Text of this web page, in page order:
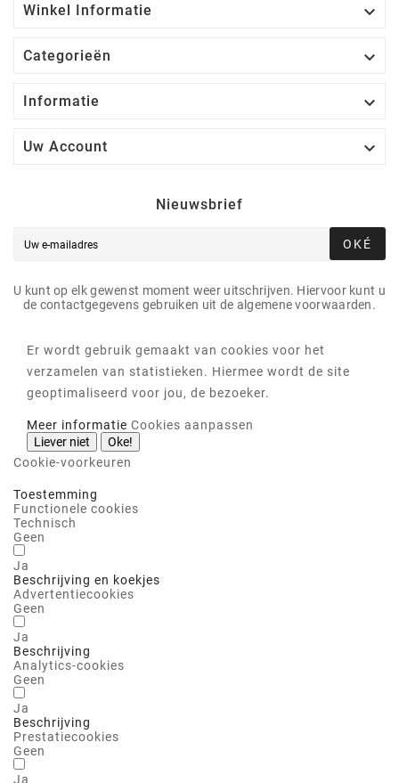
Winkel Informatie 
Categorieën 
Informatie 
Uw Account 
Nieuwsbrief
OKÉ
U kunt op elk gewenst moment weer uitschrijven. Hiervoor kunt u
de contactgegevens gebruiken uit de algemene voorwaarden.
Er wordt gebruik gemaakt van cookies voor het
verzamelen van statistieken. Hiermee wordt de site
geoptimaliseerd voor jou, de bezoeker.
Meer informatie Cookies aanpassen
Liever niet
Oke!
Cookie-voorkeuren
Toestemming
Functionele cookies
Technisch
Geen
Ja
Beschrijving en koekjes
Advertentiecookies
Geen
Ja
Beschrijving
Analytics-cookies
Geen
Ja
Beschrijving
Prestatiecookies
Geen
Ja